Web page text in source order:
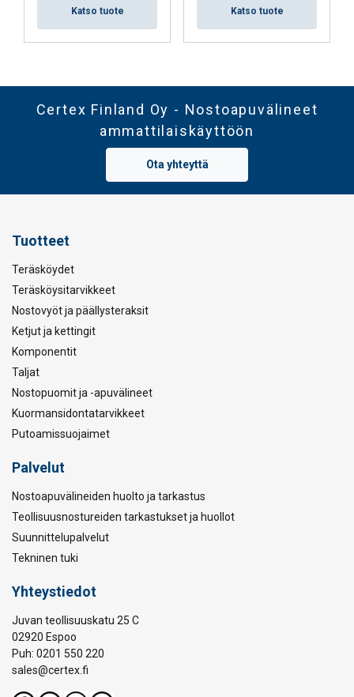
Katso tuote Katso tuote
Certex Finland Oy - Nostoapuvälineet
ammattilaiskäyttöön
Ota yhteyttä
Tuotteet
Teräsköydet
Teräsköysitarvikkeet
Nostovyöt ja päällysteraksit
Ketjut ja kettingit
Komponentit
Taljat
Nostopuomit ja -apuvälineet
Kuormansidontatarvikkeet
Putoamissuojaimet
Palvelut
Nostoapuvälineiden huolto ja tarkastus
Teollisuusnostureiden tarkastukset ja huollot
Suunnittelupalvelut
Tekninen tuki
Yhteystiedot
Juvan teollisuuskatu 25 C
02920 Espoo
Puh: 0201 550 220
sales@certex.fi